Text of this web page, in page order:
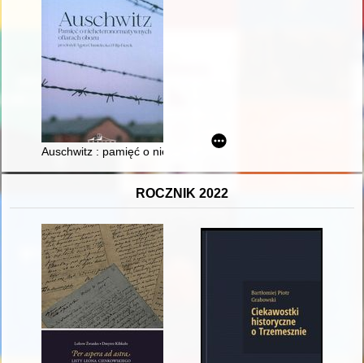
Auschwitz : pamięć o nieheteronormatywnych ofiarach obozu
ROCZNIK 2022